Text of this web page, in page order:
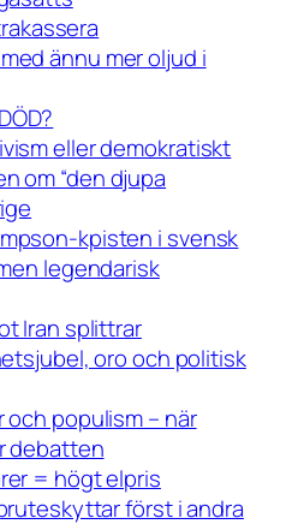
ännu mer oljud i
eller demokratiskt
om “den djupa
kpisten i svensk
legendarisk
Iran splittrar
oro och politisk
populism – när
debatten
= högt elpris
först i andra